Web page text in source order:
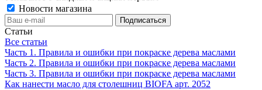
Новости магазина
Статьи
Все статьи
Часть 1. Правила и ошибки при покраске дерева маслами
Часть 2. Правила и ошибки при покраске дерева маслами
Часть 3. Правила и ошибки при покраске дерева маслами
Как нанести масло для столешниц BIOFA арт. 2052